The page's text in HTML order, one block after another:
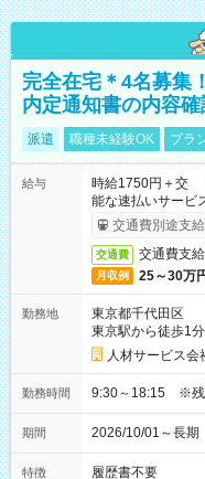
完全在宅＊4名募集
内定通知書の内容
派遣 職種未経験OK ブラ
給与
時給1750円＋交
能な速払いサービ
交通費別途支
交通費 交通費支
月収例 25～30万
勤務地
東京都千代田区
東京駅から徒歩1分
人材サービス会
勤務時間 9:30～18:15 ※残
期間 2026/10/01～長
特徴 履歴書不要